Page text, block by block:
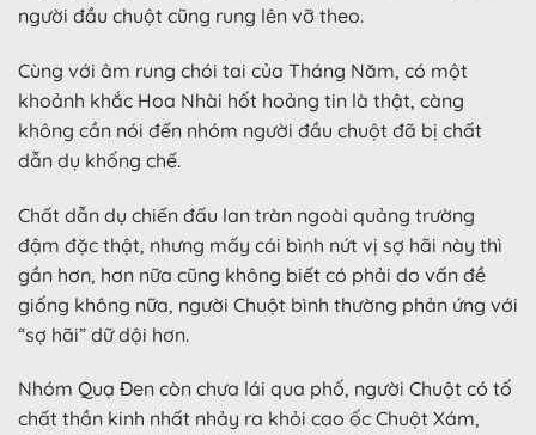
người đầu chuột cũng rung lên vỡ theo.
Cùng với âm rung chói tai của Tháng Năm, có một
khoảnh khắc Hoa Nhài hốt hoảng tin là thật, càng
không cần nói đến nhóm người đầu chuột đã bị chất
dẫn dụ khống chế.
Chất dẫn dụ chiến đấu lan tràn ngoài quảng trường
đậm đặc thật, nhưng mấy cái bình nứt vị sợ hãi này thì
gần hơn, hơn nữa cũng không biết có phải do vấn đề
giống không nữa, người Chuột bình thường phản ứng với
“sợ hãi” dữ dội hơn.
Nhóm Quạ Đen còn chưa lái qua phố, người Chuột có tố
chất thần kinh nhất nhảy ra khỏi cao ốc Chuột Xám,